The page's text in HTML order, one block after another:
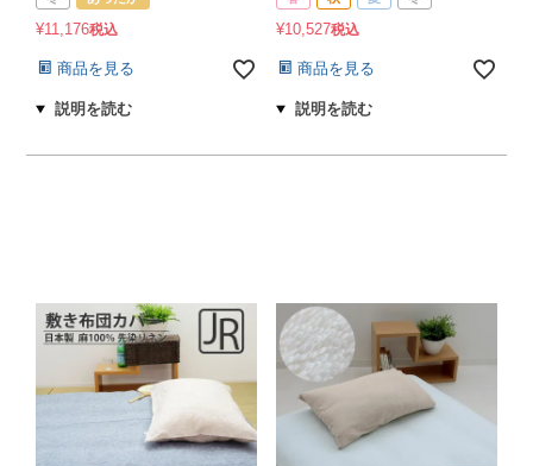
¥11,176税込
商品を見る
¥10,527税込
商品を見る